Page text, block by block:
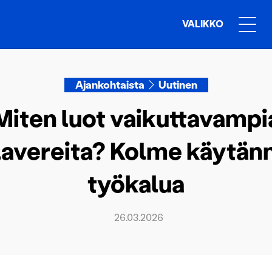
VALIKKO
Ajankohtaista Uutinen
luot
Kolme
työkalua
26.03.2026